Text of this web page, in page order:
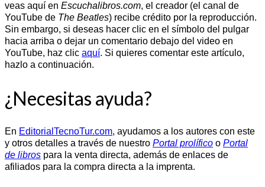
veas aquí en Escuchalibros.com, el creador (el canal de
YouTube de The Beatles) recibe crédito por la reproducción.
Sin embargo, si deseas hacer clic en el símbolo del pulgar
hacia arriba o dejar un comentario debajo del video en
YouTube, haz clic aquí. Si quieres comentar este artículo,
hazlo a continuación.
¿Necesitas ayuda?
En EditorialTecnoTur.com, ayudamos a los autores con este
y otros detalles a través de nuestro Portal prolífico o Portal
de libros para la venta directa, además de enlaces de
afiliados para la compra directa a la imprenta.